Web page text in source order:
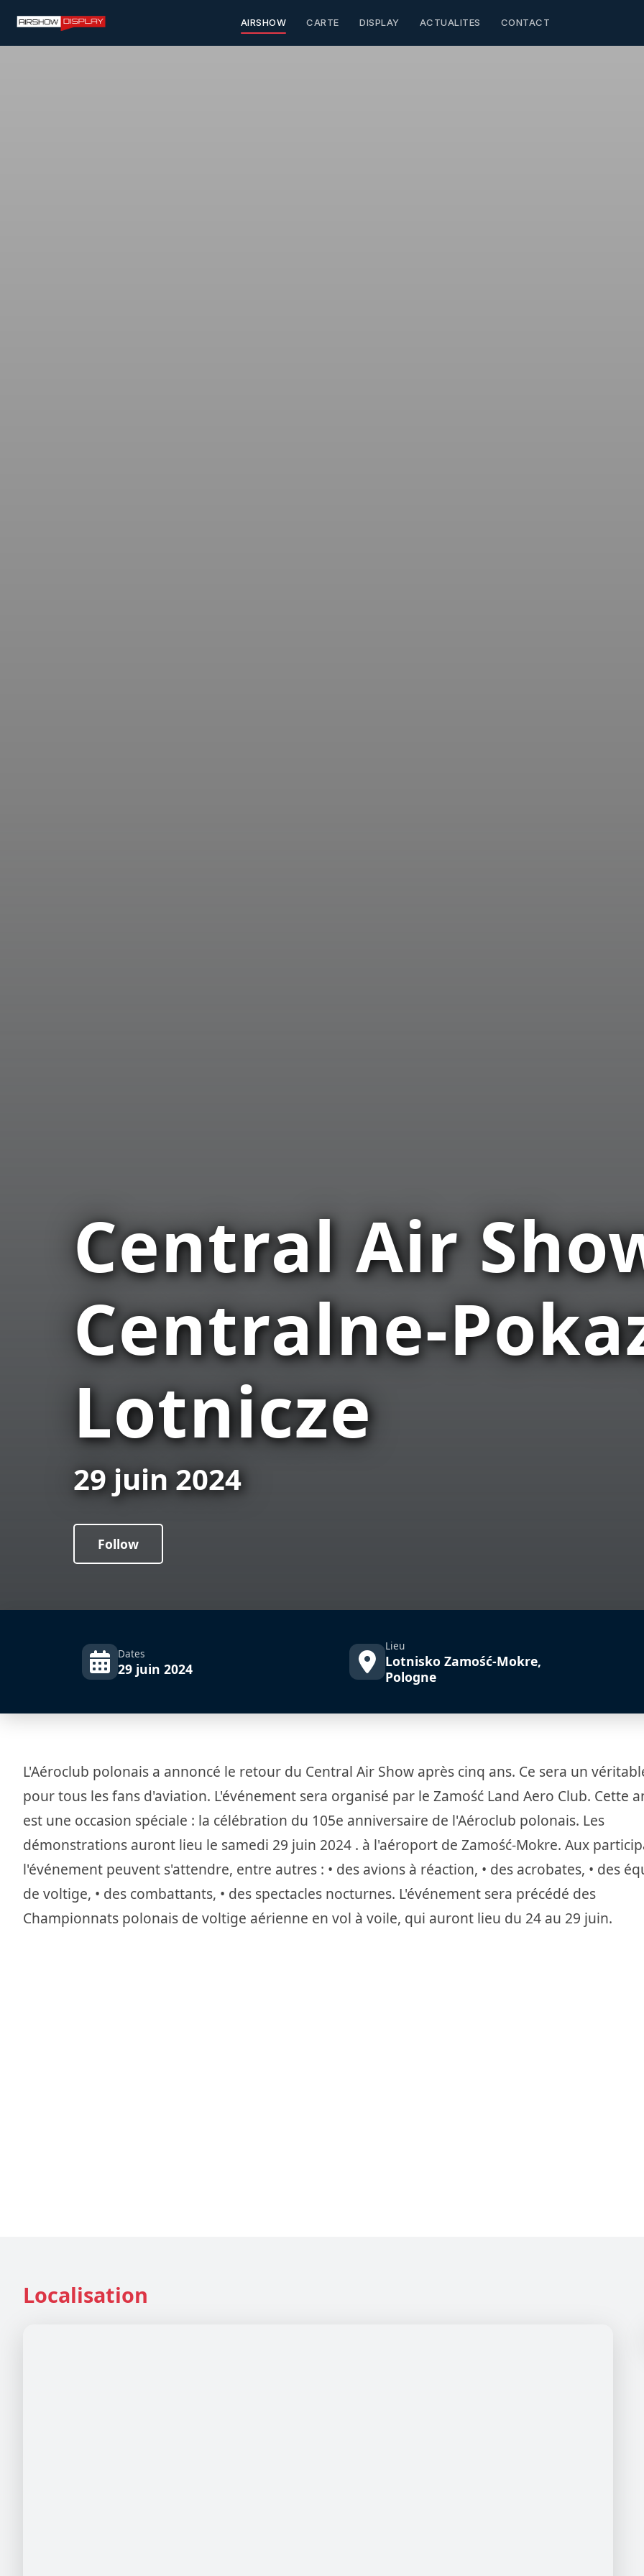
AIRSHOW CARTE DISPLAY ACTUALITES CONTACT
Central Air
Centralne-
Lotnicze
29 juin 2024
Follow
Dates
29 juin 2024
Lieu
Lotnisko Zamość-Mokre,
Pologne
L'Aéroclub polonais a annoncé le retour du Central Air Show après cinq ans. Ce sera un
pour tous les fans d'aviation. L'événement sera organisé par le Zamość Land Aero Club. Cette
est une occasion spéciale : la célébration du 105e anniversaire de l'Aéroclub polonais. Les
démonstrations auront lieu le samedi 29 juin 2024 . à l'aéroport de Zamość-Mokre. Aux
l'événement peuvent s'attendre, entre autres : • des avions à réaction, • des acrobates, • des
de voltige, • des combattants, • des spectacles nocturnes. L'événement sera précédé des
Championnats polonais de voltige aérienne en vol à voile, qui auront lieu du 24 au 29 juin.
Localisation